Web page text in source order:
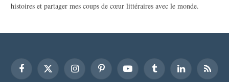
histoires et partager mes coups de cœur littéraires avec le monde.
FacebookX
InstagramPinterest YouTube Tumblr LinkedInRSS